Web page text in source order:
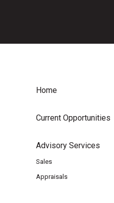
Home
Current Opportunities
Advisory Services
Sales
Appraisals